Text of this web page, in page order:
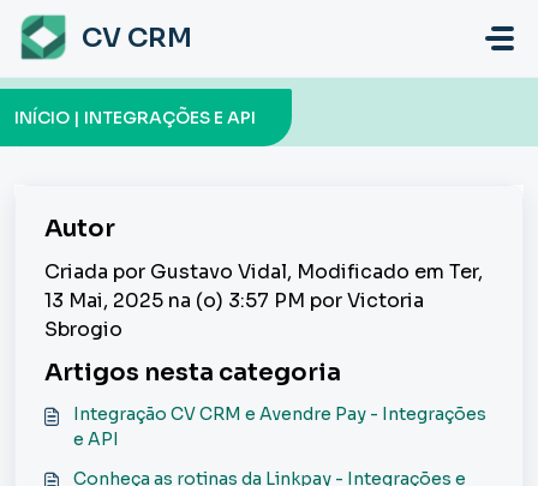
Ir para o conteúdo principal
CV CRM
INÍCIO | INTEGRAÇÕES E API
Autor
Criada por Gustavo Vidal, Modificado em Ter,
13 Mai, 2025 na (o) 3:57 PM por Victoria
Sbrogio
Artigos nesta categoria
Integração CV CRM e Avendre Pay - Integrações
e API
Conheça as rotinas da Linkpay - Integrações e